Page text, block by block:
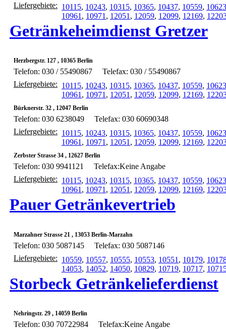
Liefergebiete: 10115, 10243, 10315, 10365, 10437, 10559, 10623
10961 , 10971 , 12051 , 12059, 12099, 12169,
Getränkeheimdienst Gretzer
Herzbergstr. 127 , 10365 Berlin
Telefon: 030 / 55490867
Telefax: 030 / 55490867
Liefergebiete: 10115, 10243, 10315, 10365, 10437, 10559, 10623
10961 , 10971 , 12051 , 12059, 12099, 12169,
Bürknerstr. 32 , 12047 Berlin
Telefon: 030 6238049
Telefax: 030 60690348
Liefergebiete: 10115, 10243, 10315, 10365, 10437, 10559, 10623
10961 , 10971 , 12051 , 12059, 12099, 12169,
Zerbster Strasse 34 , 12627 Berlin
Telefon: 030 9941121
Telefax:Keine Angabe
Liefergebiete: 10115, 10243, 10315, 10365, 10437, 10559, 10623
10961 , 10971 , 12051 , 12059, 12099, 12169,
Pauer Getränkevertrieb
Marzahner Strasse 21 , 13053 Berlin-Marzahn
Telefon: 030 5087145
Telefax: 030 5087146
Liefergebiete: 10559, 10557, 10555, 10553, 10551 , 10179,
14053, 14052, 14050, 10829, 10719, 10717,
Storbeck Getränkelieferdienst
Nehringstr. 29 , 14059 Berlin
Telefon: 030 70722984
Telefax:Keine Angabe